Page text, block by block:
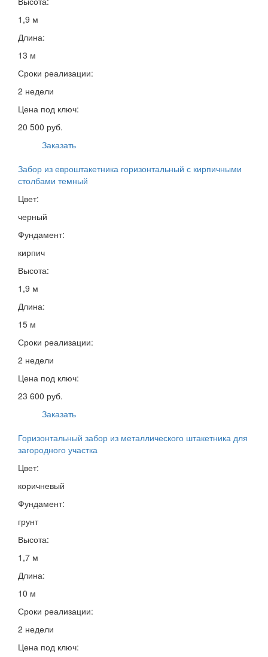
1,9 м
Длина:
13 м
Сроки реализации:
2 недели
Цена под ключ:
20 500 руб.
Заказать
Забор из евроштакетника горизонтальный с кирпичными
столбами темный
Цвет:
черный
Фундамент:
кирпич
Высота:
1,9 м
Длина:
15 м
Сроки реализации:
2 недели
Цена под ключ:
23 600 руб.
Заказать
Горизонтальный забор из металлического штакетника для
загородного участка
Цвет:
коричневый
Фундамент:
грунт
Высота:
1,7 м
Длина:
10 м
Сроки реализации:
2 недели
Цена под ключ: